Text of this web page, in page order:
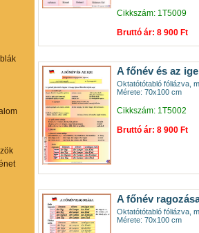
Cikkszám: 1T5009
Bruttó ár: 8 900 Ft
A főnév és az ige
Oktatótótabló fóliázva,
Mérete: 70x100 cm
Cikkszám: 1T5002
Bruttó ár: 8 900 Ft
A főnév
Oktatótótabló fóliázva,
Mérete: 70x100 cm